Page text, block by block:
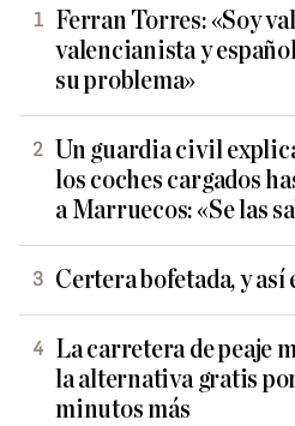
Ferran Torres: «Soy
valencianista y
su problema»
Un guardia civil
los coches cargados
a Marruecos: «Se las
Certera bofetada, y así
La carretera de peaje
la alternativa gratis
minutos más